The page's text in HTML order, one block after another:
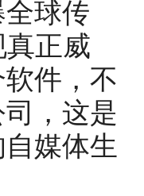
球传
正威
件，不
，这是
媒体生